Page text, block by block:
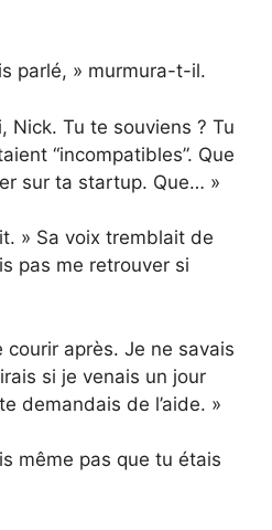
parlé, » murmura-t-il.
Nick. Tu te souviens ? Tu
“incompatibles”. Que
sur ta startup. Que… »
» Sa voix tremblait de
pas me retrouver si
courir après. Je ne savais
si je venais un jour
demandais de l’aide. »
même pas que tu étais